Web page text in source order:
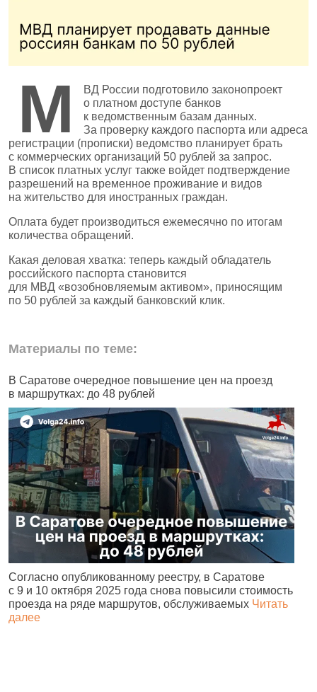
М
ВД России подготовило законопроект
о платном доступе банков
к ведомственным базам данных.
За проверку каждого паспорта или адреса
регистрации (прописки) ведомство планирует брать
с коммерческих организаций 50 рублей за запрос.
В список платных услуг также войдет подтверждение
разрешений на временное проживание и видов
на жительство для иностранных граждан.
Оплата будет производиться ежемесячно по итогам
количества обращений.
Какая деловая хватка: теперь каждый обладатель
российского паспорта становится
для МВД «возобновляемым активом», приносящим
по 50 рублей за каждый банковский клик.
Материалы по теме:
В Саратове очередное повышение цен на проезд
в маршрутках: до 48 рублей
Согласно опубликованному реестру, в Саратове
с 9 и 10 октября 2025 года снова повысили стоимость
проезда на ряде маршрутов, обслуживаемых Читать
далее